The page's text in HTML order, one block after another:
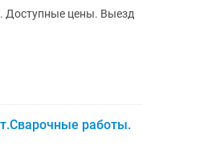
Доступные цены. Выезд
работы.